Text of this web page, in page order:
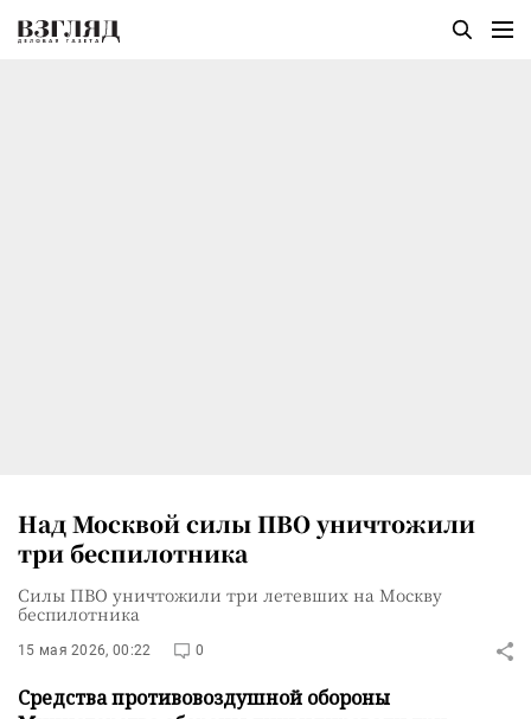
Над Москвой силы ПВО уничтожили
три беспилотника
Силы ПВО уничтожили три летевших на Москву
беспилотника
15 мая 2026, 00:22 0
Средства противовоздушной обороны